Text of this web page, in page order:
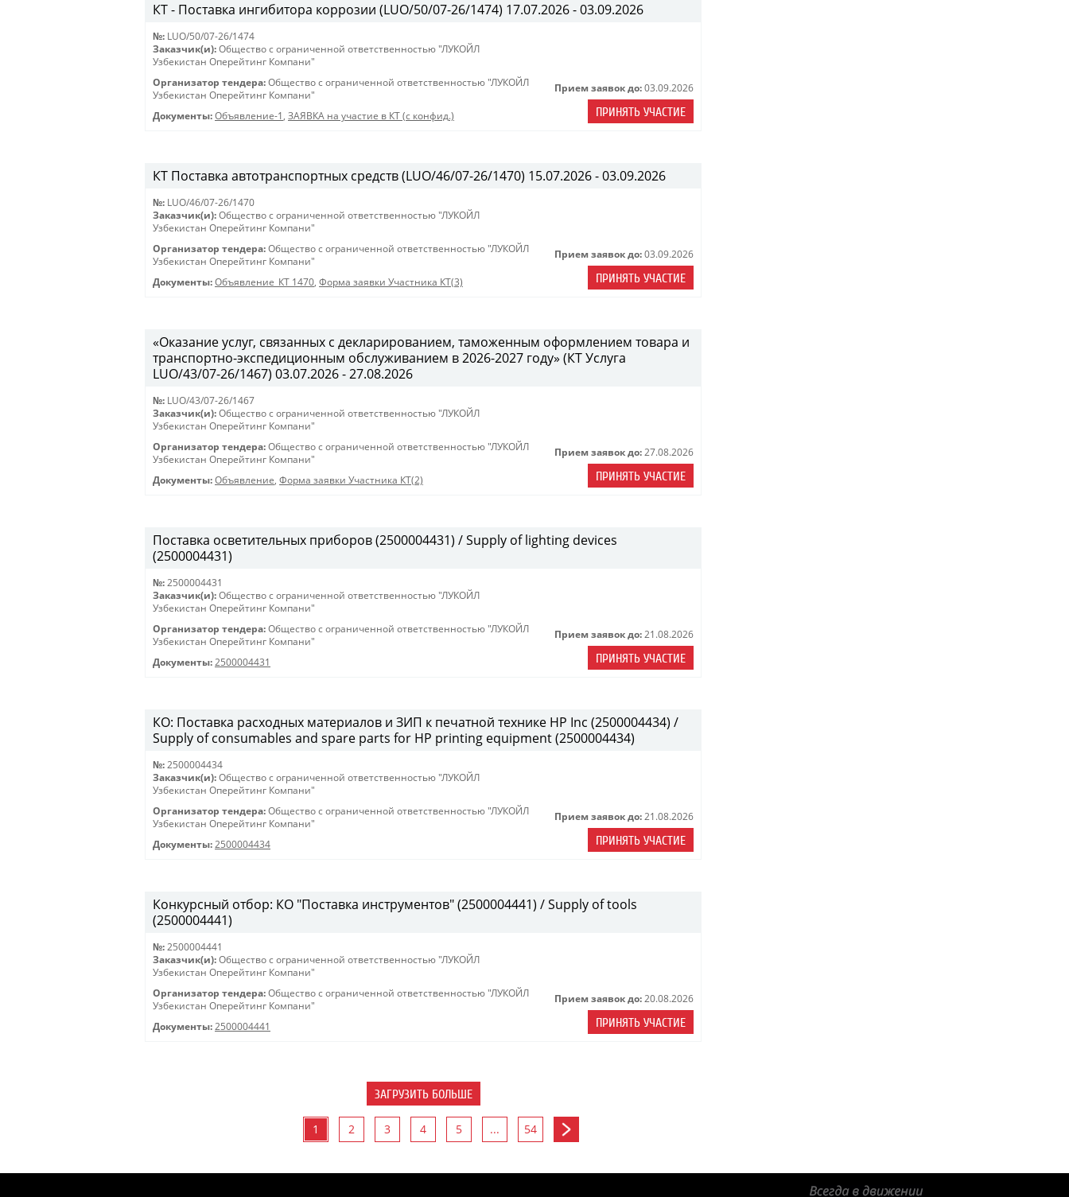
КТ - Поставка ингибитора коррозии (LUO/50/07-26/1474) 17.07.2026 - 03.09.2026
№: LUO/50/07-26/1474
Заказчик(и): Общество с ограниченной ответственностью "ЛУКОЙЛ
Узбекистан Оперейтинг Компани"
Организатор тендера: Общество с ограниченной ответственностью "ЛУКОЙЛ
Узбекистан Оперейтинг Компани"
Документы: Объявление-1 , ЗАЯВКА на участие в КТ (с конфид.)
Прием заявок до: 03.09.2026
ПРИНЯТЬ УЧАСТИЕ
КТ Поставка автотранспортных средств (LUO/46/07-26/1470) 15.07.2026 - 03.09.2026
№: LUO/46/07-26/1470
Заказчик(и): Общество с ограниченной ответственностью "ЛУКОЙЛ
Узбекистан Оперейтинг Компани"
Организатор тендера: Общество с ограниченной ответственностью "ЛУКОЙЛ
Узбекистан Оперейтинг Компани"
Документы: Объявление_КТ 1470, Форма заявки Участника КТ(3)
Прием заявок до: 03.09.2026
ПРИНЯТЬ УЧАСТИЕ
«Оказание услуг, связанных с декларированием, таможенным оформлением товара и
транспортно-экспедиционным обслуживанием в 2026-2027 году» (КТ Услуга
LUO/43/07-26/1467) 03.07.2026 - 27.08.2026
№: LUO/43/07-26/1467
Заказчик(и): Общество с ограниченной ответственностью "ЛУКОЙЛ
Узбекистан Оперейтинг Компани"
Организатор тендера: Общество с ограниченной ответственностью "ЛУКОЙЛ
Узбекистан Оперейтинг Компани"
Документы: Объявление, Форма заявки Участника КТ(2)
Прием заявок до: 27.08.2026
ПРИНЯТЬ УЧАСТИЕ
Поставка осветительных приборов (2500004431) / Supply of lighting devices
(2500004431)
№: 2500004431
Заказчик(и): Общество с ограниченной ответственностью "ЛУКОЙЛ
Узбекистан Оперейтинг Компани"
Организатор тендера: Общество с ограниченной ответственностью "ЛУКОЙЛ
Узбекистан Оперейтинг Компани"
Документы: 2500004431
Прием заявок до: 21.08.2026
ПРИНЯТЬ УЧАСТИЕ
КО: Поставка расходных материалов и ЗИП к печатной технике HP Inc (2500004434) /
Supply of consumables and spare parts for HP printing equipment (2500004434)
№: 2500004434
Заказчик(и): Общество с ограниченной ответственностью "ЛУКОЙЛ
Узбекистан Оперейтинг Компани"
Организатор тендера: Общество с ограниченной ответственностью "ЛУКОЙЛ
Узбекистан Оперейтинг Компани"
Документы: 2500004434
Прием заявок до: 21.08.2026
ПРИНЯТЬ УЧАСТИЕ
Конкурсный отбор: КО "Поставка инструментов" (2500004441) / Supply of tools
(2500004441)
№: 2500004441
Заказчик(и): Общество с ограниченной ответственностью "ЛУКОЙЛ
Узбекистан Оперейтинг Компани"
Организатор тендера: Общество с ограниченной ответственностью "ЛУКОЙЛ
Узбекистан Оперейтинг Компани"
Документы: 2500004441
Прием заявок до: 20.08.2026
ПРИНЯТЬ УЧАСТИЕ
ЗАГРУЗИТЬ БОЛЬШЕ
1 2 3 4 5 ... 54